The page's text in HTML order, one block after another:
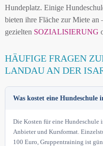
Hundeplatz. Einige
bieten ihre Fläche zur Miete
gezielten SOZIALISIERUNG
HÄUFIGE FRAGEN
LANDAU AN DER
Was kostet eine Hundeschule
Die Kosten für eine Hundeschule
Anbieter und Kursformat.
100 Euro, Gruppentraining ist